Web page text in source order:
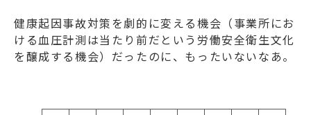
健康起因事故対策を劇的に変える機会（事業所にお
ける血圧計測は当たり前だという労働安全衛生文化
を醸成する機会）だったのに、もったいないなあ。